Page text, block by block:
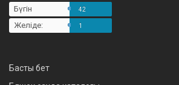
Бүгін 42
Желіде: 1
Басты бет